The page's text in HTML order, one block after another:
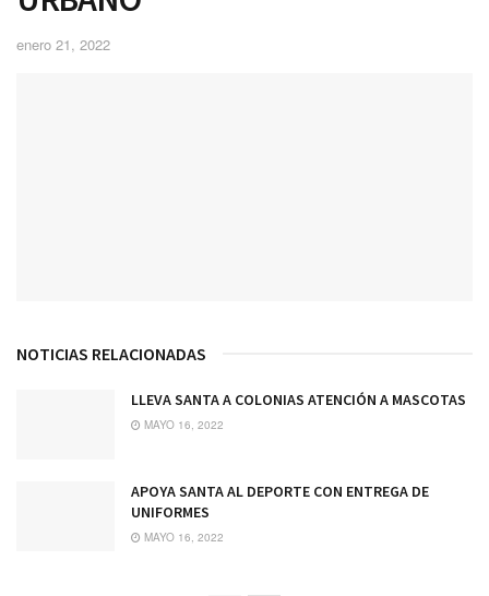
enero 21, 2022
NOTICIAS RELACIONADAS
LLEVA SANTA A COLONIAS ATENCIÓN A MASCOTAS
MAYO 16, 2022
APOYA SANTA AL DEPORTE CON ENTREGA DE
UNIFORMES
MAYO 16, 2022